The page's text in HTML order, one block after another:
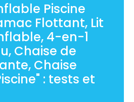
Piscine
Flottant, Lit
4-en-1
Chaise de
Chaise
: tests et